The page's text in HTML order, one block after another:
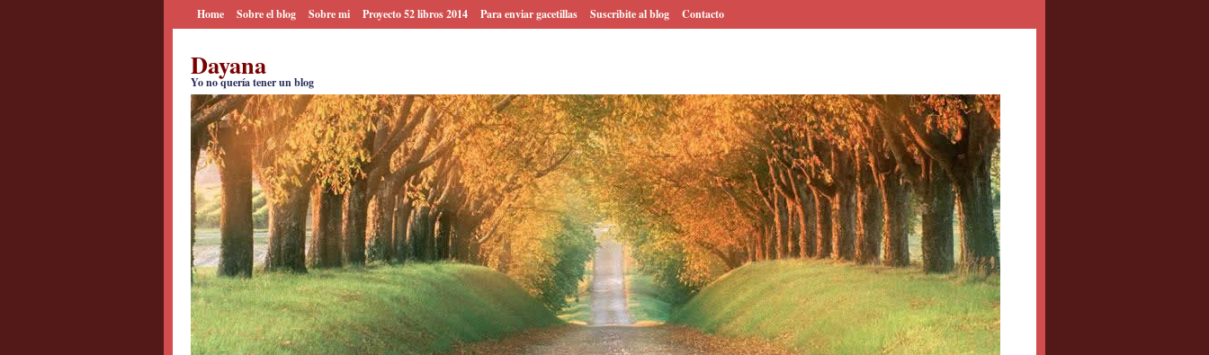
Home Sobre el blog Sobre mi Proyecto 52 libros 2014 Para enviar gacetillas Suscribite al blog Contacto
Dayana
Yo no quería tener un blog